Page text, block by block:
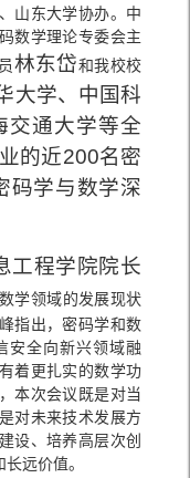
山东大学协办。中
数学理论专委会主
林东岱和我校校
大学、中国科
交通大学等全
的近200名密
码学与数学深
工程学院院长
学领域的发展现状
指出，密码学和数
安全向新兴领域融
着更扎实的数学功
本次会议既是对当
对未来技术发展方
设、培养高层次创
远价值。